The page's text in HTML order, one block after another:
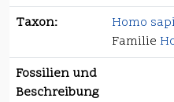
Taxon:
Homo
Familie
Fossilien und
Beschreibung